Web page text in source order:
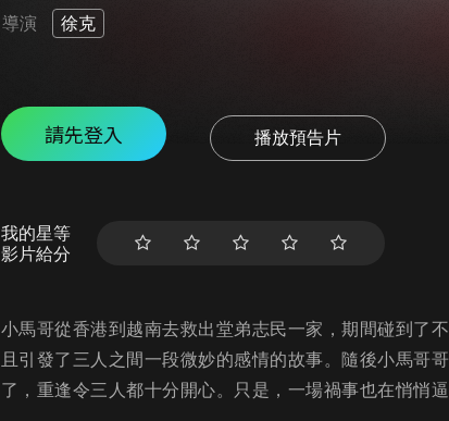
導演 徐克
請先登入 播放預告片
我的星等
影片給分
小馬哥從香港到越南去救出堂弟志民一家，期間碰到了
且引發了三人之間一段微妙的感情的故事。隨後小馬哥
了，重逢令三人都十分開心。只是，一場禍事也在悄悄